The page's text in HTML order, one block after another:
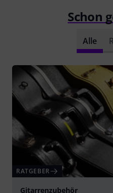
Schon
Alle
RATGEBER
Gitarrenzubehör